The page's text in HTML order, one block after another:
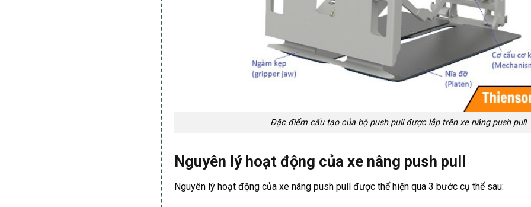
Đặc điểm cấu tạo của bộ push pull được lắp trên xe nâng push pull
Nguyên lý hoạt động của xe nâng push pull
Nguyên lý hoạt động của xe nâng push pull được thể hiện qua 3 bước cụ thể sau: